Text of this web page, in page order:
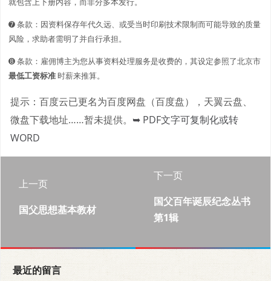
➐ 条款：因资料保存年代久远、或受当时印刷技术限制而可能导致的质量
风险，求助者需明了并自行承担。
➑ 条款：雇佣博主为您从事资料处理服务是收费的，其设定参照了北京市
最低工资标准时薪来推算。
提示：百度云已更名为百度网盘（百度盘），天翼云盘、
微盘下载地址……暂未提供。 ➥ PDF文字可复制化或转
WORD
上一页
国父思想基本教材
下一页
国父百年诞辰纪念丛书
第1辑
最近的留言